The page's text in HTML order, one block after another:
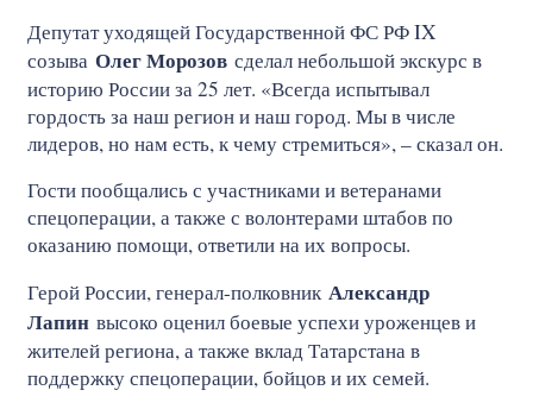
Депутат уходящей Государственной ФС РФ IX
созыва Олег Морозов сделал небольшой экскурс в
историю России за 25 лет. «Всегда испытывал
гордость за наш регион и наш город. Мы в числе
лидеров, но нам есть, к чему стремиться», – сказал он.
Гости пообщались с участниками и ветеранами
спецоперации, а также с волонтерами штабов по
оказанию помощи, ответили на их вопросы.
Герой России, генерал-полковник Александр
Лапин высоко оценил боевые успехи уроженцев и
жителей региона, а также вклад Татарстана в
поддержку спецоперации, бойцов и их семей.